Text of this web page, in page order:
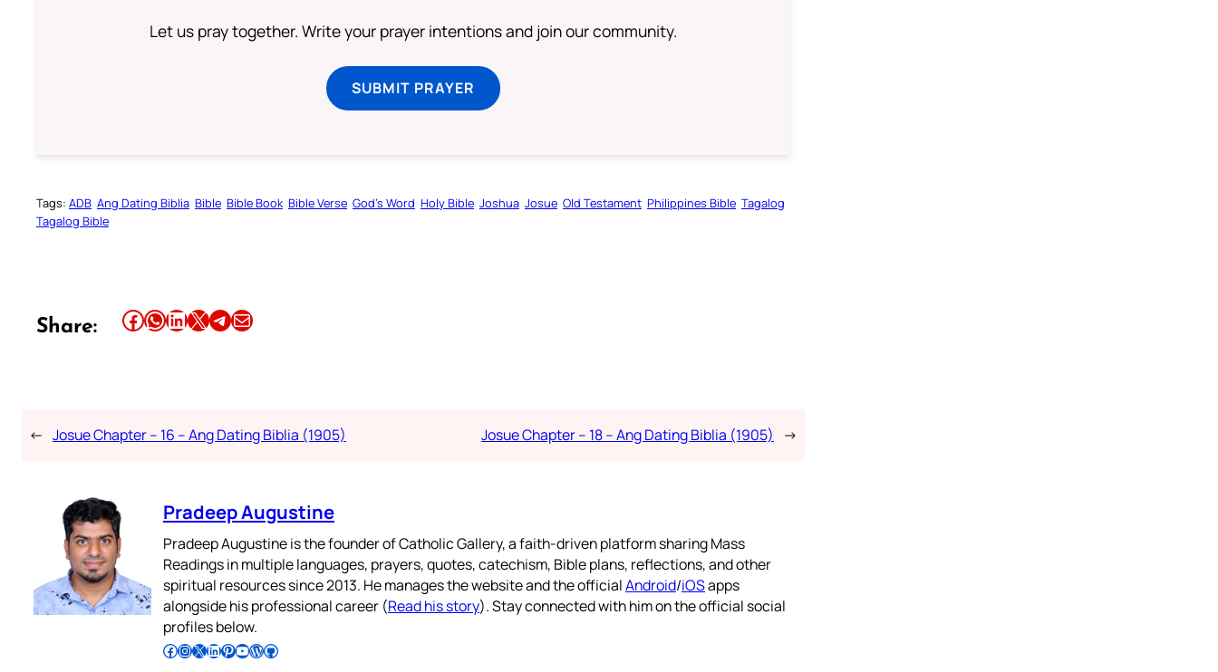
Let us pray together. Write your prayer intentions and join our community.
SUBMIT PRAYER
Tags: ADB Ang Dating Biblia Bible Bible Book Bible Verse God’s Word Holy Bible Joshua Josue Old Testament Philippines Bible Tagalog
Tagalog Bible
Share: Share this article on Facebook Share this article on WhatsApp Share this article on LinkedIn Share this article on X Share this article on TelegramEmail this Article
← Josue Chapter – 16 – Ang Dating Biblia (1905) Josue Chapter – 18 – Ang Dating Biblia (1905) →
Pradeep Augustine
Pradeep Augustine is the founder of Catholic Gallery, a faith-driven platform sharing Mass
Readings in multiple languages, prayers, quotes, catechism, Bible plans, reflections, and other
spiritual resources since 2013. He manages the website and the officialAndroid/iOSapps
alongside his professional career (Read his story). Stay connected with him on the official social
profiles below.
Follow Pradeep on Facebook Follow Pradeep on InstagramFollow Pradeep on X Follow Pradeep on LinkedIn Follow Pradeep on Pinterest Subscribe to Pradeep’s Youtube Channel Follow Pradeep on WordPress Follow Pradeep on GitHub